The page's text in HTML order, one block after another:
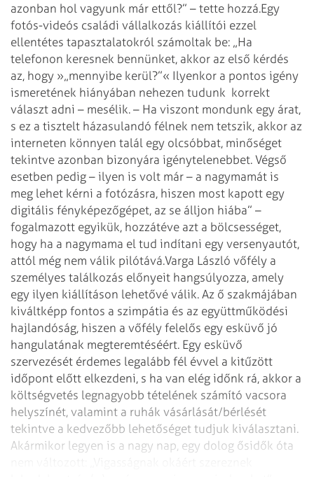
azonban hol vagyunk már ettől?” – tette hozzá.Egy
fotós-videós családi vállalkozás kiállítói ezzel
ellentétes tapasztalatokról számoltak be: „Ha
telefonon keresnek bennünket, akkor az első kérdés
az, hogy »„mennyibe kerül?”« Ilyenkor a pontos igény
ismeretének hiányában nehezen tudunk korrekt
választ adni – mesélik. – Ha viszont mondunk egy árat,
s ez a tisztelt házasulandó félnek nem tetszik, akkor az
interneten könnyen talál egy olcsóbbat, minőséget
tekintve azonban bizonyára igénytelenebbet. Végső
esetben pedig – ilyen is volt már – a nagymamát is
meg lehet kérni a fotózásra, hiszen most kapott egy
digitális fényképezőgépet, az se álljon hiába” –
fogalmazott egyikük, hozzátéve azt a bölcsességet,
hogy ha a nagymama el tud indítani egy versenyautót,
attól még nem válik pilótává.Varga László vőfély a
személyes találkozás előnyeit hangsúlyozza, amely
egy ilyen kiállításon lehetővé válik. Az ő szakmájában
kiváltképp fontos a szimpátia és az együttműködési
hajlandóság, hiszen a vőfély felelős egy esküvő jó
hangulatának megteremtéséért. Egy esküvő
szervezését érdemes legalább fél évvel a kitűzött
időpont előtt elkezdeni, s ha van elég időnk rá, akkor a
költségvetés legnagyobb tételének számító vacsora
helyszínét, valamint a ruhák vásárlását/bérlését
tekintve a kedvezőbb lehetőséget tudjuk kiválasztani.
Akármikor legyen is a nagy nap, egy dolog ősidők óta